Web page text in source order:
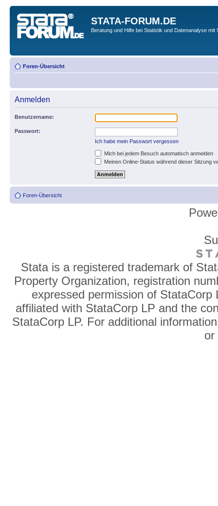
STATA-FORUM.DE
Beratung und Hilfe bei Statistik und Datenanalyse mit
Foren-Übersicht
Anmelden
Benutzername:
Passwort:
Ich habe mein Passwort vergessen
Mich bei jedem Besuch automatisch anmelden
Meinen Online-Status während dieser Sitzung
Foren-Übersicht
Stata is a registered trademark of
Property Organization, registration
expressed permission of
affiliated with StataCorp LP and the
StataCorp LP. For additional
or